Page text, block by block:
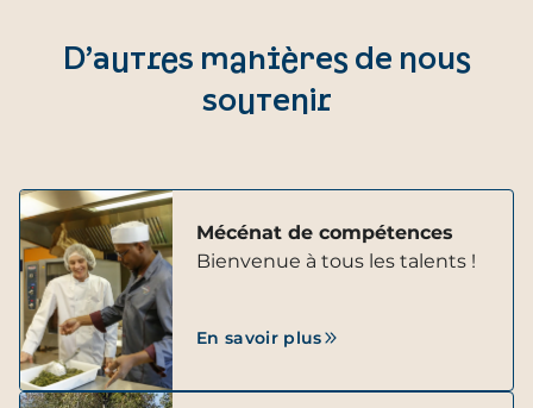
D’autres manières de nous
soutenir
Mécénat de compétences
Bienvenue à tous les talents !
En savoir plus